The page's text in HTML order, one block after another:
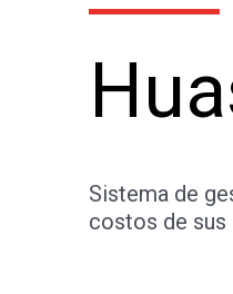
Sistema de
costos de sus